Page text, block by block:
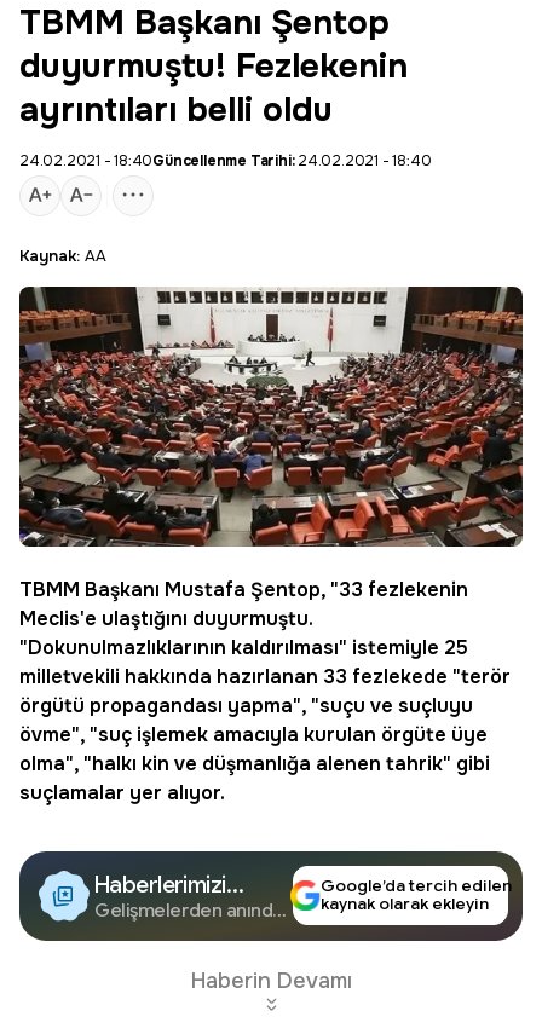
TBMM Başkanı Şentop
duyurmuştu! Fezlekenin
ayrıntıları belli oldu
24.02.2021 - 18:40Güncellenme Tarihi:24.02.2021 - 18:40
Kaynak: AA
TBMM Başkanı Mustafa Şentop, "33 fezlekenin
Meclis'e ulaştığını duyurmuştu.
"Dokunulmazlıklarının kaldırılması" istemiyle 25
milletvekili hakkında hazırlanan 33 fezlekede "terör
örgütü propagandası yapma", "suçu ve suçluyu
övme", "suç işlemek amacıyla kurulan örgüte üye
olma", "halkı kin ve düşmanlığa alenen tahrik" gibi
suçlamalar yer alıyor.
Haberlerimizi
Google'da Takip
Edin
Gelişmelerden anında
Google’da tercih edilen
kaynak olarak ekleyin
Haberin Devamı